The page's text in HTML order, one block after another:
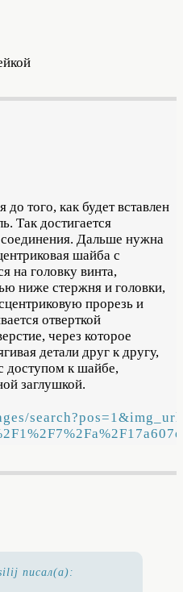
до того, как будет вставлен
Так достигается
соединения. Дальше нужна
шайба с
на головку винта,
ниже стержня и головки,
прорезь и
отверткой
через которое
детали друг к другу,
доступом к шайбе,
заглушкой.
писал(а):